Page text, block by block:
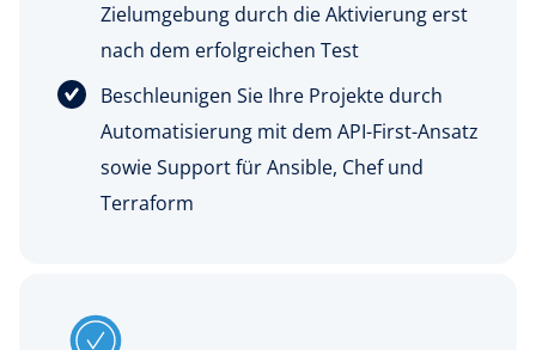
Zielumgebung durch die Aktivierung erst
nach dem erfolgreichen Test
Beschleunigen Sie Ihre Projekte durch
Automatisierung mit dem API-First-Ansatz
sowie Support für Ansible, Chef und
Terraform